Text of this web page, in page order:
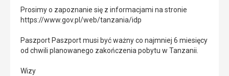
Prosimy o zapoznanie się z informacjami na stronie
https://www.gov.pl/web/tanzania/idp
Paszport Paszport musi być ważny co najmniej 6 miesięcy
od chwili planowanego zakończenia pobytu w Tanzanii.
Wizy